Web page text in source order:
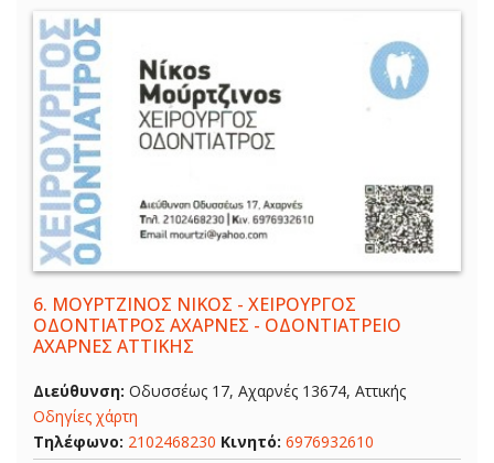
6. ΜΟΥΡΤΖΙΝΟΣ ΝΙΚΟΣ - ΧΕΙΡΟΥΡΓΟΣ
ΟΔΟΝΤΙΑΤΡΟΣ ΑΧΑΡΝΕΣ - ΟΔΟΝΤΙΑΤΡΕΙΟ
ΑΧΑΡΝΕΣ ΑΤΤΙΚΗΣ
Διεύθυνση: Οδυσσέως 17, Αχαρνές 13674, Αττικής
Οδηγίες χάρτη
Τηλέφωνο: 2102468230 Κινητό: 6976932610